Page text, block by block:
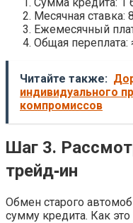
Месячная ставка:
Ежемесячный
Общая переплата:
Читайте также:
индивидуального
компромиссов
Шаг 3.
трейд‑ин
Обмен старого
сумму кредита. Как это